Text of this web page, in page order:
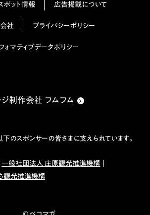
ポット情報 広告掲載について
社 プライバシーポリシー
ォマティブデータポリシー
制作会社 フムフム
のスポンサーの皆さまに支えられています。
一般社団法人 庄原観光推進機構
観光推進機構